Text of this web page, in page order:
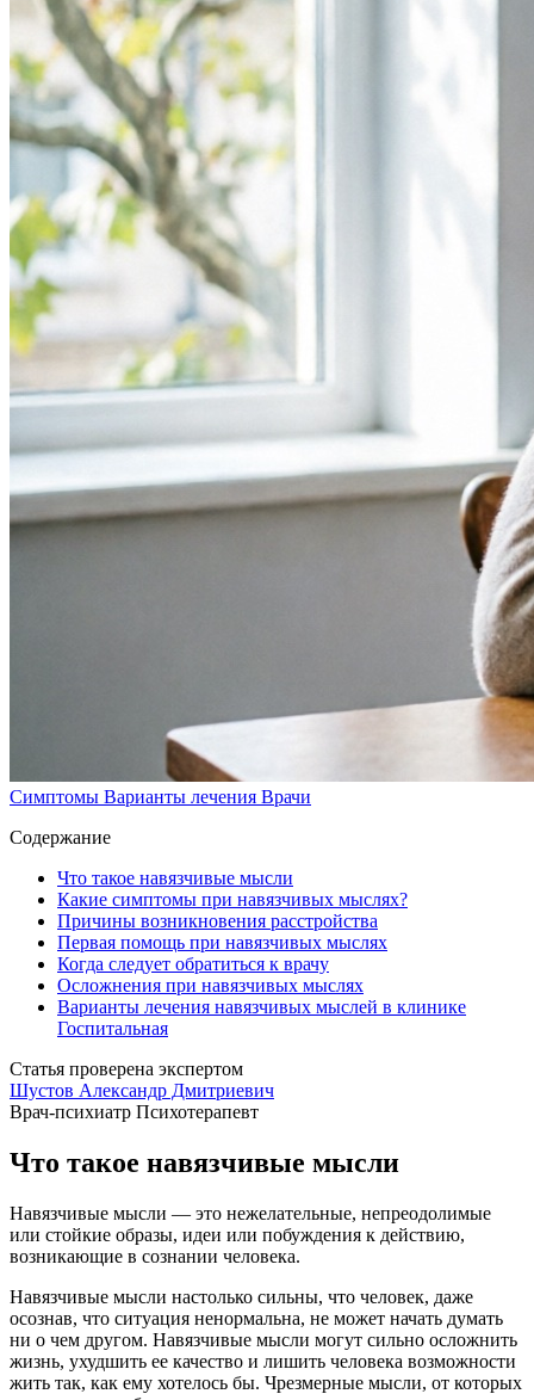
Симптомы Варианты лечения Врачи
Содержание
Что такое навязчивые мысли
Какие симптомы при навязчивых мыслях?
Причины возникновения расстройства
Первая помощь при навязчивых мыслях
Когда следует обратиться к врачу
Осложнения при навязчивых мыслях
Варианты лечения навязчивых мыслей в клинике
Госпитальная
Статья проверена экспертом
Шустов Александр Дмитриевич
Врач-психиатр Психотерапевт
Что такое навязчивые мысли
Навязчивые мысли — это нежелательные, непреодолимые
или стойкие образы, идеи или побуждения к действию,
возникающие в сознании человека.
Навязчивые мысли настолько сильны, что человек, даже
осознав, что ситуация ненормальна, не может начать думать
ни о чем другом. Навязчивые мысли могут сильно осложнить
жизнь, ухудшить ее качество и лишить человека возможности
жить так, как ему хотелось бы. Чрезмерные мысли, от которых